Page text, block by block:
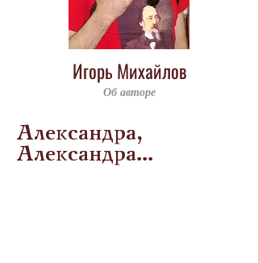
Игорь Михайлов
Об авторе
Александра,
Александра...